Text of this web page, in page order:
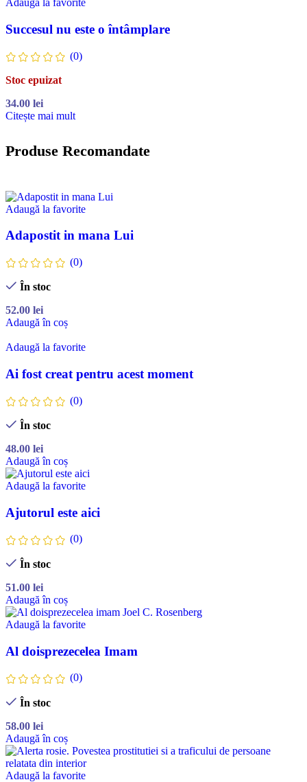
Adaugă la favorite
Succesul nu este o întâmplare
(0)
Stoc epuizat
34.00 lei
Citește mai mult
Produse Recomandate
Adaugă la favorite
Adapostit in mana Lui
(0)
În stoc
52.00 lei
Adaugă în coș
Adaugă la favorite
Ai fost creat pentru acest moment
(0)
În stoc
48.00 lei
Adaugă în coș
Adaugă la favorite
Ajutorul este aici
(0)
În stoc
51.00 lei
Adaugă în coș
Adaugă la favorite
Al doisprezecelea Imam
(0)
În stoc
58.00 lei
Adaugă în coș
Adaugă la favorite